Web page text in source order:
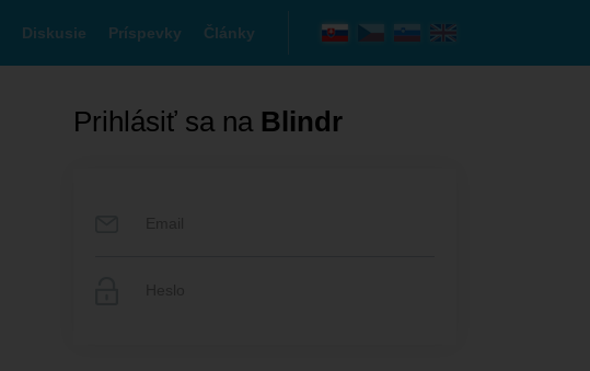
Diskusie Príspevky Články
Prihlásiť sa na Blindr